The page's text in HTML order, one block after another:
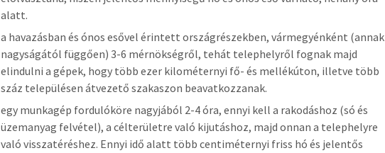
alatt.
a havazásban és ónos esővel érintett országrészekben, vármegyénként (annak
nagyságától függően) 3-6 mérnökségről, tehát telephelyről fognak majd
elindulni a gépek, hogy több ezer kilométernyi fő- és mellékúton, illetve több
száz településen átvezető szakaszon beavatkozzanak.
egy munkagép fordulóköre nagyjából 2-4 óra, ennyi kell a rakodáshoz (só és
üzemanyag felvétel), a célterületre való kijutáshoz, majd onnan a telephelyre
való visszatéréshez. Ennyi idő alatt több centiméternyi friss hó és jelentős